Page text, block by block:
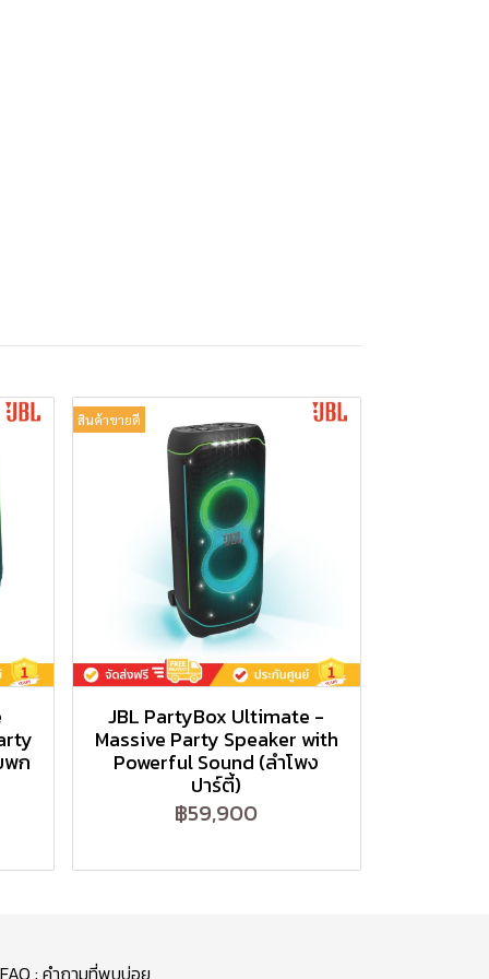
พก
สินค้าขายดี
JBL PartyBox Ultimate -
Massive Party Speaker with
Powerful Sound (ลำโพง
ปาร์ตี้)
฿59,900
FAQ : คำถามที่พบบ่อย